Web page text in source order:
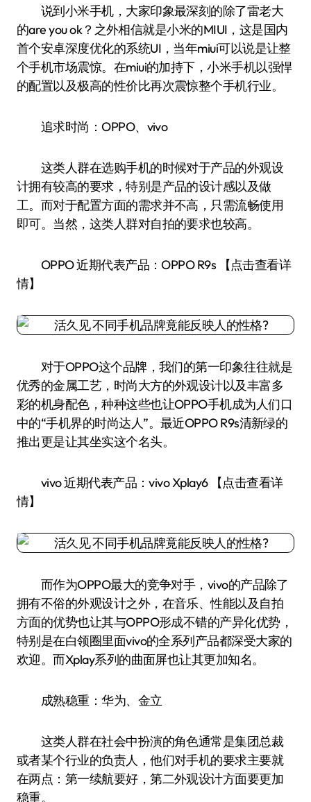
说到小米手机，大家印象最深刻的除了雷老大
的are you ok？之外相信就是小米的MIUI，这是国内
首个安卓深度优化的系统UI，当年miui可以说是让整
个手机市场震惊。在miui的加持下，小米手机以强悍
的配置以及极高的性价比再次震惊整个手机行业。
追求时尚：OPPO、vivo
这类人群在选购手机的时候对于产品的外观设
计拥有较高的要求，特别是产品的设计感以及做
工。而对于配置方面的需求并不高，只需流畅使用
即可。当然，这类人群对自拍的要求也较高。
OPPO 近期代表产品：OPPO R9s 【点击查看详
情】
对于OPPO这个品牌，我们的第一印象往往就是
优秀的金属工艺，时尚大方的外观设计以及丰富多
彩的机身配色，种种这些也让OPPO手机成为人们口
中的“手机界的时尚达人”。最近OPPO R9s清新绿的
推出更是让其坐实这个名头。
vivo 近期代表产品：vivo Xplay6 【点击查看详
情】
而作为OPPO最大的竞争对手，vivo的产品除了
拥有不俗的外观设计之外，在音乐、性能以及自拍
方面的优势也让其与OPPO形成不错的产异化优势，
特别是在白领圈里面vivo的全系列产品都深受大家的
欢迎。而Xplay系列的曲面屏也让其更加知名。
成熟稳重：华为、金立
这类人群在社会中扮演的角色通常是集团总裁
或者某个行业的负责人，他们对手机的要求主要就
在两点：第一续航要好，第二外观设计方面要更加
稳重。